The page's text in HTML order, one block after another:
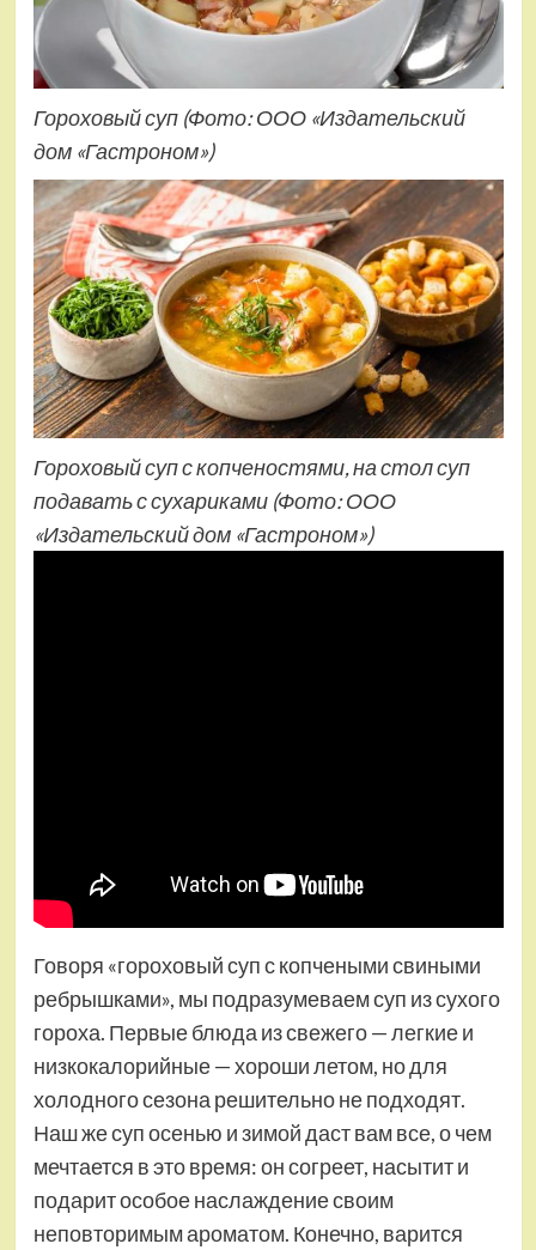
Гороховый суп(Фото: ООО «Издательский
дом «Гастроном»)
Гороховый суп с копченостями, на стол суп
подавать с сухариками(Фото: ООО
«Издательский дом «Гастроном»)
Говоря «гороховый суп с копчеными свиными
ребрышками», мы подразумеваем суп из сухого
гороха. Первые блюда из свежего — легкие и
низкокалорийные — хороши летом, но для
холодного сезона решительно не подходят.
Наш же суп осенью и зимой даст вам все, о чем
мечтается в это время: он согреет, насытит и
подарит особое наслаждение своим
неповторимым ароматом. Конечно, варится